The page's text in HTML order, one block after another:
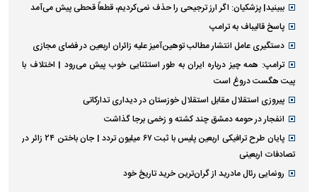
ببینید| پزشکیان: اگر ارز ترجیحی را حذف نمی‌کردیم، قطعاً قحطی پیش می‌آمد
پاسخ قالیباف به ترامپ
دستگیری عامل انتشار مطالب توهین‌آمیز علیه زائران اربعین در فضای مجازی
ترامپ: همه چیز درباره ایران به طور استثنایی خوب پیش می‌رود | اختلاف با
پیت هگست دروغ است
پیروزی استقلال مقابل استقلال خوزستان در دیداری تدارکاتی
انفجار در حومه دمشق چند کشته و زخمی برجا گذاشت
پایان طرح ترافیکی اربعین پلیس با ثبت ۶۷ میلیون تردد | جان باختن ۲۴ زائر در
تصادفات اربعینی
رونمایی رئال مادرید از گران‌ترین خرید تاریخ خود